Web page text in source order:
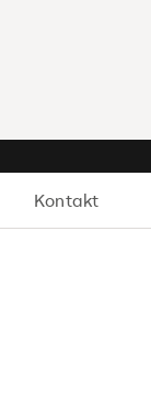
Kontakt